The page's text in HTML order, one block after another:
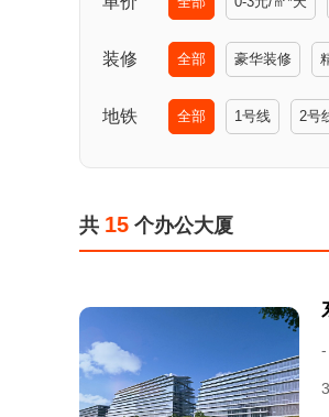
装修 全部 豪华装修
地铁 全部 1号线 2号
共 15 个办公大厦
-